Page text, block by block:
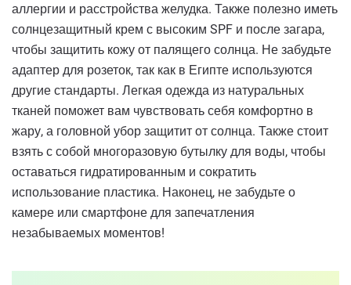
аллергии и расстройства желудка. Также полезно иметь
солнцезащитный крем с высоким SPF и после загара,
чтобы защитить кожу от палящего солнца. Не забудьте
адаптер для розеток, так как в Египте используются
другие стандарты. Легкая одежда из натуральных
тканей поможет вам чувствовать себя комфортно в
жару, а головной убор защитит от солнца. Также стоит
взять с собой многоразовую бутылку для воды, чтобы
оставаться гидратированным и сократить
использование пластика. Наконец, не забудьте о
камере или смартфоне для запечатления
незабываемых моментов!